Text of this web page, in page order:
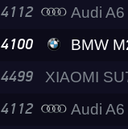
4112 Audi A6
4100
BMW
4499
4112 Audi A6